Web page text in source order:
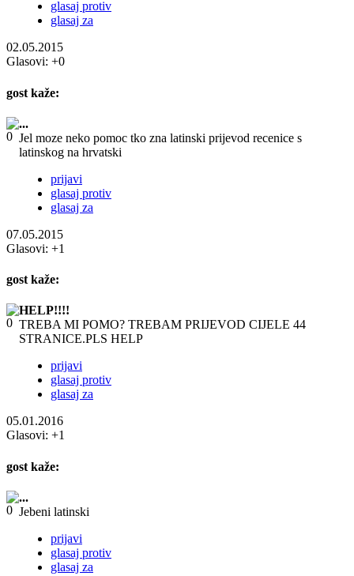
glasaj protiv
glasaj za
02.05.2015
Glasovi: +0
gost kaže:
...
Jel moze neko pomoc tko zna latinski prijevod recenice s
latinskog na hrvatski
prijavi
glasaj protiv
glasaj za
07.05.2015
Glasovi: +1
gost kaže:
HELP!!!!
TREBA MI POMO? TREBAM PRIJEVOD CIJELE 44
STRANICE.PLS HELP
prijavi
glasaj protiv
glasaj za
05.01.2016
Glasovi: +1
gost kaže:
...
Jebeni latinski
prijavi
glasaj protiv
glasaj za